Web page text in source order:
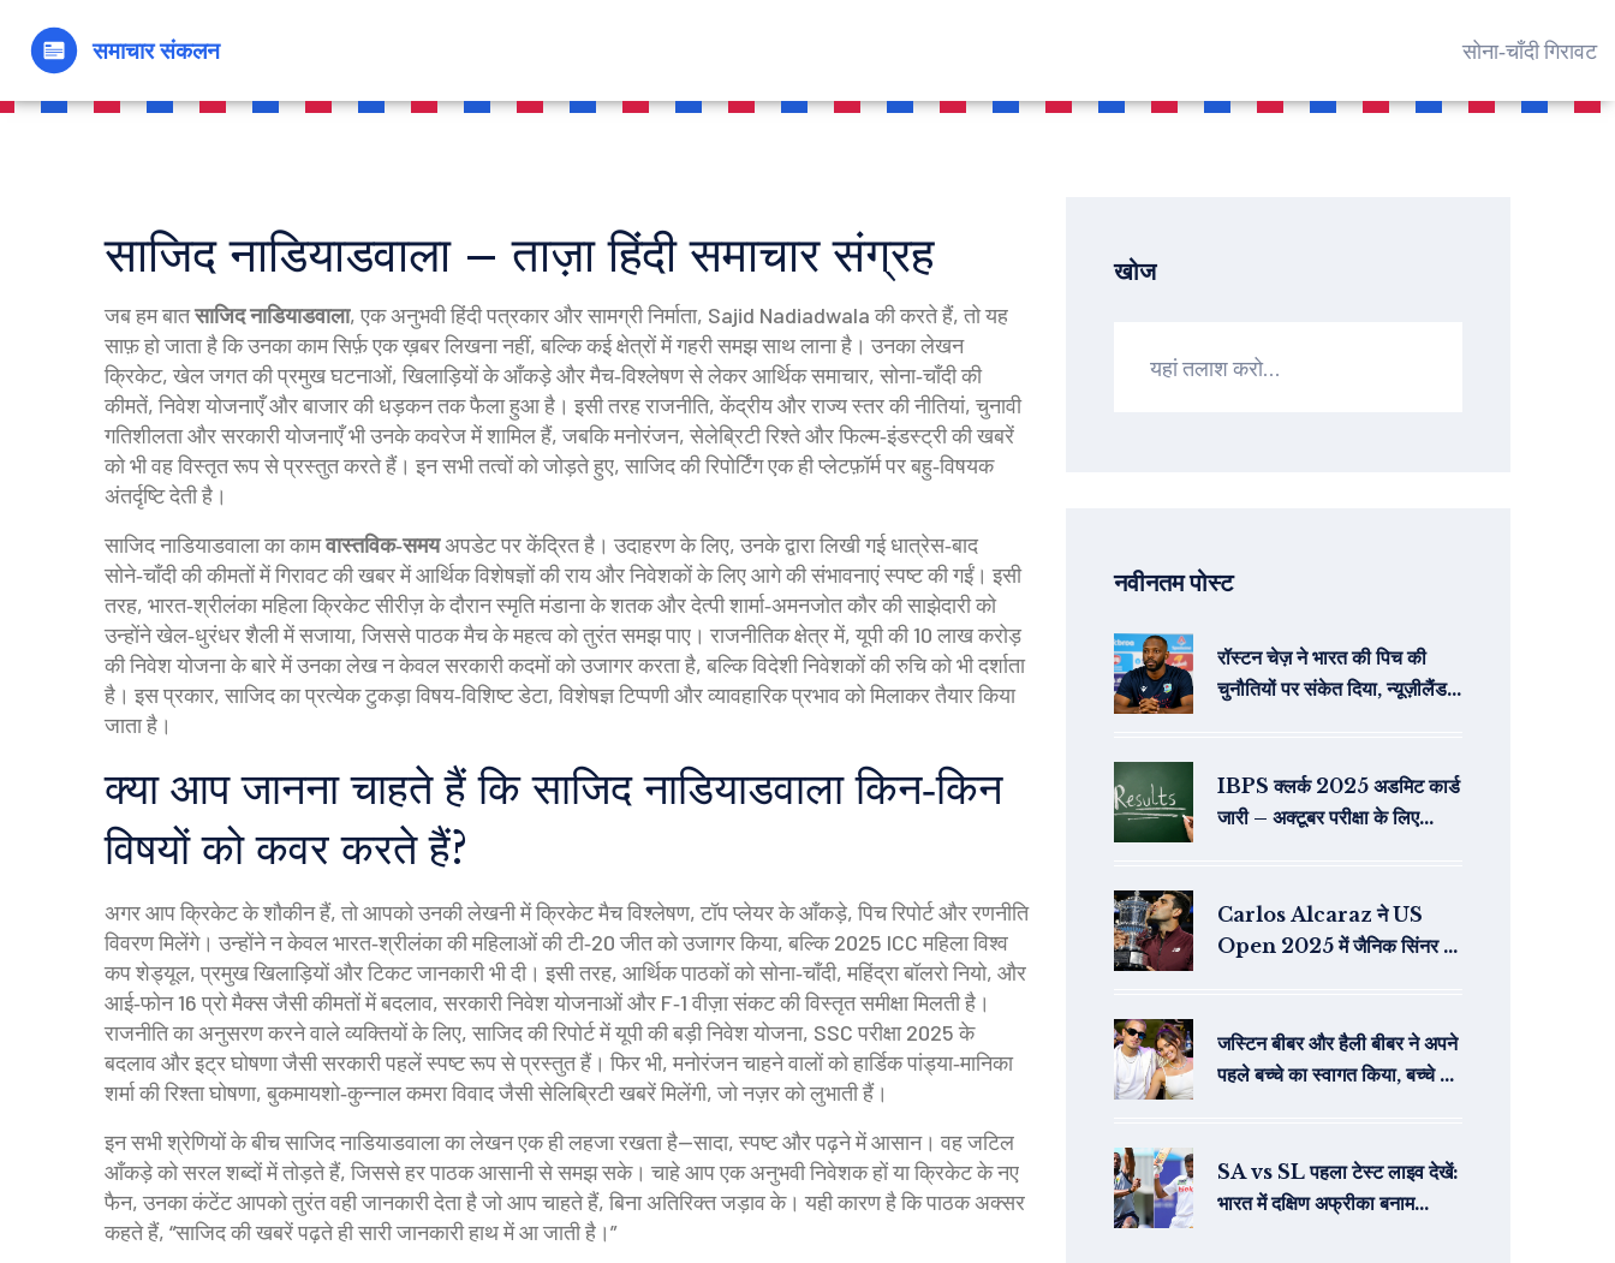
सोना‑चाँदी गिरावट
साजिद नाडियाडवाला – ताज़ा हिंदी समाचार संग्रह
जब हम बातसाजिद नाडियाडवाला,एक अनुभवी हिंदी पत्रकार और सामग्री निर्माता, Sajid Nadiadwalaकी करते हैं, तो यह
साफ़ हो जाता है कि उनका काम सिर्फ़ एक ख़बर लिखना नहीं, बल्कि कई क्षेत्रों में गहरी समझ साथ लाना है। उनका लेखन
क्रिकेट,खेल जगत की प्रमुख घटनाओं, खिलाड़ियों के आँकड़े और मैच‑विश्लेषणसे लेकरआर्थिक समाचार,सोना‑चाँदी की
कीमतें, निवेश योजनाएँ और बाजार की धड़कनतक फैला हुआ है। इसी तरहराजनीति,केंद्रीय और राज्य स्तर की नीतियां, चुनावी
गतिशीलता और सरकारी योजनाएँभी उनके कवरेज में शामिल हैं, जबकिमनोरंजन,सेलेब्रिटी रिश्ते और फिल्म‑इंडस्ट्री की खबरें
को भी वह विस्तृत रूप से प्रस्तुत करते हैं। इन सभी तत्वों को जोड़ते हुए, साजिद की रिपोर्टिंग एक ही प्लेटफ़ॉर्म पर बहु‑विषयक
अंतर्दृष्टि देती है।
साजिद नाडियाडवाला का कामवास्तविक‑समयअपडेट पर केंद्रित है। उदाहरण के लिए, उनके द्वारा लिखी गई धात्रेस‑बाद
सोने‑चाँदी की कीमतों में गिरावट की खबर में आर्थिक विशेषज्ञों की राय और निवेशकों के लिए आगे की संभावनाएं स्पष्ट की गईं। इसी
तरह, भारत‑श्रीलंका महिला क्रिकेट सीरीज़ के दौरान स्मृति मंडाना के शतक और देत्पी शार्मा‑अमनजोत कौर की साझेदारी को
उन्होंने खेल‑धुरंधर शैली में सजाया, जिससे पाठक मैच के महत्व को तुरंत समझ पाए। राजनीतिक क्षेत्र में, यूपी की 10 लाख करोड़
की निवेश योजना के बारे में उनका लेख न केवल सरकारी कदमों को उजागर करता है, बल्कि विदेशी निवेशकों की रुचि को भी दर्शाता
है। इस प्रकार, साजिद का प्रत्येक टुकड़ा विषय‑विशिष्ट डेटा, विशेषज्ञ टिप्पणी और व्यावहारिक प्रभाव को मिलाकर तैयार किया
जाता है।
क्या आप जानना चाहते हैं कि साजिद नाडियाडवाला किन‑किन
विषयों को कवर करते हैं?
अगर आप क्रिकेट के शौकीन हैं, तो आपको उनकी लेखनी मेंक्रिके‍ट मैच विश्लेषण,टॉप प्लेयर के आँकड़े, पिच रिपोर्ट और रणनीति
विवरणमिलेंगे। उन्होंने न केवल भारत‑श्रीलंका की महिलाओं की टी‑20 जीत को उजागर किया, बल्कि 2025 ICC महिला विश्व
कप शेड्यूल, प्रमुख खिलाड़ियों और टिकट जानकारी भी दी। इसी तरह, आर्थिक पाठकों को सोना‑चाँदी, महिंद्रा बॉलरो नियो, और
आई‑फोन 16 प्रो मैक्स जैसी कीमतों में बदलाव, सरकारी निवेश योजनाओं और F‑1 वीज़ा संकट की विस्तृत समीक्षा मिलती है।
राजनीति का अनुसरण करने वाले व्यक्तियों के लिए, साजिद की रिपोर्ट में यूपी की बड़ी निवेश योजना, SSC परीक्षा 2025 के
बदलाव और इट्र घोषणा जैसी सरकारी पहलें स्पष्ट रूप से प्रस्तुत हैं। फिर भी, मनोरंजन चाहने वालों को हार्डिक पांड्या‑मा‍निका
शर्मा की रिश्ता घोषणा, बुकमायशो‑कुन्नाल कमरा विवाद जैसी सेलिब्रिटी खबरें मिलेंगी, जो नज़र को लुभाती हैं।
इन सभी श्रेणियों के बीच साजिद नाडियाडवाला का लेखन एक ही लहजा रखता है—सादा, स्पष्ट और पढ़ने में आसान। वह जटिल
आँकड़े को सरल शब्दों में तोड़ते हैं, जिससे हर पाठक आसानी से समझ सके। चाहे आप एक अनुभवी निवेशक हों या क्रिकेट के नए
फैन, उनका कंटेंट आपको तुरंत वही जानकारी देता है जो आप चाहते हैं, बिना अतिरिक्त जड़ाव के। यही कारण है कि पाठक अक्सर
कहते हैं, “साजिद की खबरें पढ़ते ही सारी जानकारी हाथ में आ जाती है।”
खोज
नवीनतम पोस्ट
रॉस्टन चेज़ ने भारत की पिच की
चुनौतियों पर संकेत दिया, न्यूज़ीलैंड
IBPS क्लर्क 2025 अडमिट कार्ड
जारी – अक्टूबर परीक्षा के लिए
Carlos Alcaraz ने US
Open 2025 में जैनिक सिंनर को
जस्टिन बीबर और हैली बीबर ने अपने
पहले बच्चे का स्वागत किया, बच्चे का
SA vs SL पहला टेस्ट लाइव देखें:
भारत में दक्षिण अफ्रीका बनाम